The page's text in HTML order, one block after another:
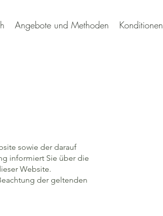
Angebote und Methoden Konditionen
sowie der darauf
informiert Sie über die
Website.
der geltenden